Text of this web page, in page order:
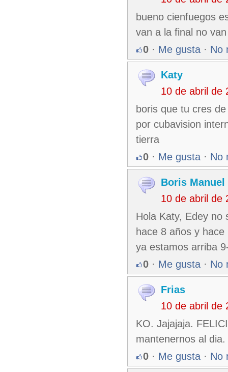
bueno cienfuegos
van a la final no
0 · Me gusta · No
Katy
10 de abril de
boris que tu cres
por cubavision
tierra
0 · Me gusta · No
Boris Manuel
10 de abril de
Hola Katy, Edey no
hace 8 años y
ya estamos arriba
0 · Me gusta · No
Frias
10 de abril de
KO. Jajajaja.
mantenernos al dia.
0 · Me gusta · No